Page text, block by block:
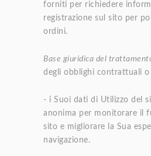
forniti per richiedere
registrazione sul sito per
ordini.
Base giuridica del
degli obblighi contrattuali
- i Suoi dati di Utilizzo del
anonima per monitorare il
sito e migliorare la Sua
navigazione.